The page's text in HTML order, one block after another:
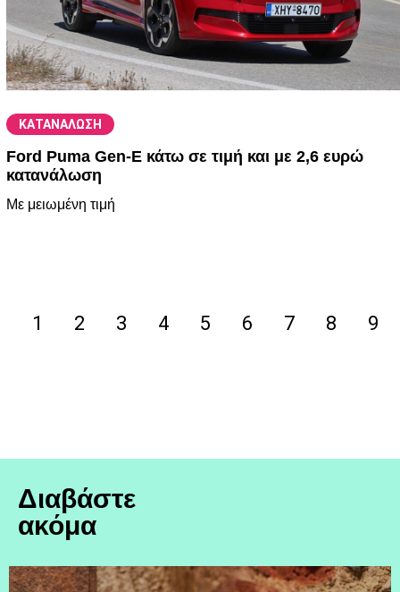
ΚΑΤΑΝΑΛΩΣΗ
Ford Puma Gen-E κάτω σε τιμή και με 2,6 ευρώ
κατανάλωση
Με μειωμένη τιμή
1 2 3 4 5 6 7 8 9
Διαβάστε
ακόμα